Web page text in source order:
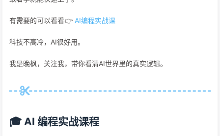
有需要的可以看看👉 AI编程实战课
科技不高冷，AI很好用。
我是晚枫，关注我，带你看清AI世界里的真实逻辑。
🎓 AI 编程实战课程